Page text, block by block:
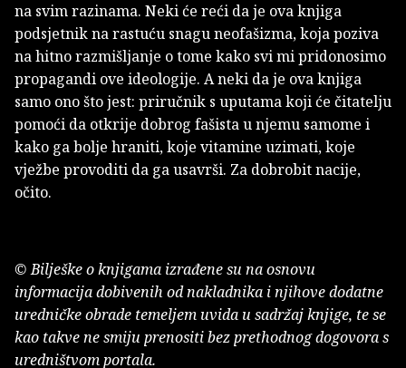
na svim razinama. Neki će reći da je ova knjiga
podsjetnik na rastuću snagu neofašizma, koja poziva
na hitno razmišljanje o tome kako svi mi pridonosimo
propagandi ove ideologije. A neki da je ova knjiga
samo ono što jest: priručnik s uputama koji će čitatelju
pomoći da otkrije dobrog fašista u njemu samome i
kako ga bolje hraniti, koje vitamine uzimati, koje
vježbe provoditi da ga usavrši. Za dobrobit nacije,
očito.
© Bilješke o knjigama izrađene su na osnovu
informacija dobivenih od nakladnika i njihove dodatne
uredničke obrade temeljem uvida u sadržaj knjige, te se
kao takve ne smiju prenositi bez prethodnog dogovora s
uredništvom portala.